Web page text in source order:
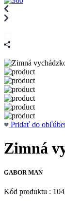
Pridať do
Zimná
GABOR MAN
Kód produktu :